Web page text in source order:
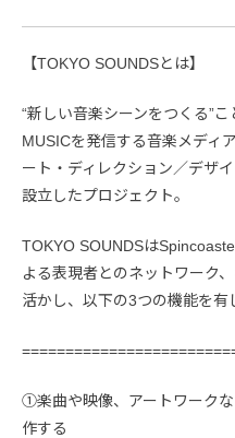
【TOKYO SOUNDSとは】
“新しい音楽シーンをつくる”
MUSICを発信する音楽メディ
ート・ディレクション／デザ
設立したプロジェクト。
TOKYO SOUNDSは
よる表現者とのネットワーク
活かし、以下の3つの機能を有
①楽曲や映像、アートワーク
作する